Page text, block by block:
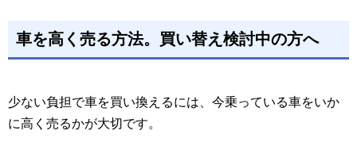
車を高く売る方法。買い替え検討中の方へ
少ない負担で車を買い換えるには、今乗っている車をいか
に高く売るかが大切です。